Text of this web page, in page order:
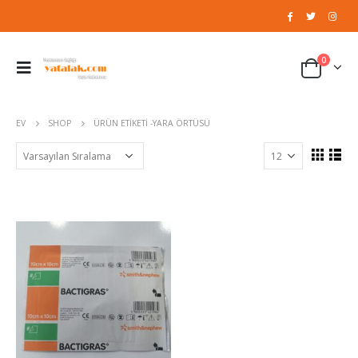
0
EV SHOP ÜRÜN ETIKETI -YARA ÖRTÜSÜ